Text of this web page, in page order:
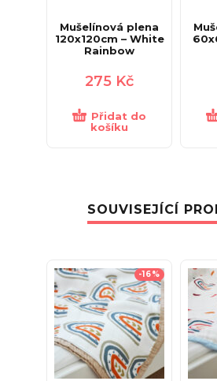
Mušelínová plena
120x120cm – White
Rainbow
275 Kč
Přidat do
košíku
SOUVISEJÍCÍ
-16%